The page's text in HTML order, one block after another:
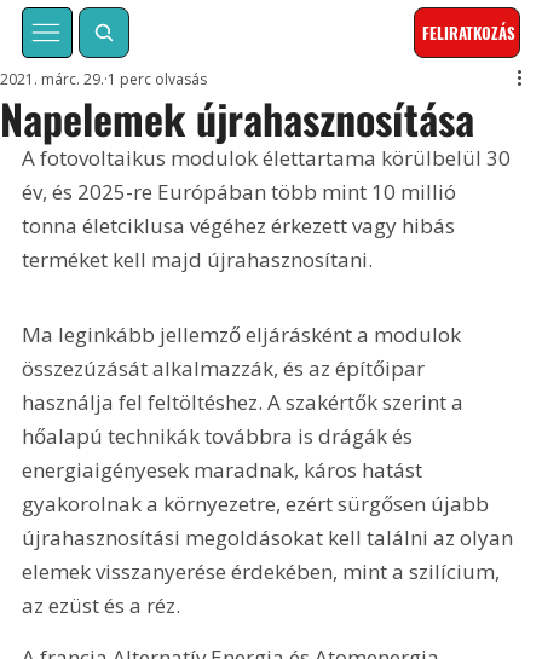
FELIRATKOZÁS
Napelemek újrahasznosítása
2021. márc. 29. 1 perc olvasás
A fotovoltaikus modulok élettartama körülbelül 30
év, és 2025-re Európában több mint 10 millió
tonna életciklusa végéhez érkezett vagy hibás
terméket kell majd újrahasznosítani.
Ma leginkább jellemző eljárásként a modulok
összezúzását alkalmazzák, és az építőipar
használja fel feltöltéshez. A szakértők szerint a
hőalapú technikák továbbra is drágák és
energiaigényesek maradnak, káros hatást
gyakorolnak a környezetre, ezért sürgősen újabb
újrahasznosítási megoldásokat kell találni az olyan
elemek visszanyerése érdekében, mint a szilícium,
az ezüst és a réz.